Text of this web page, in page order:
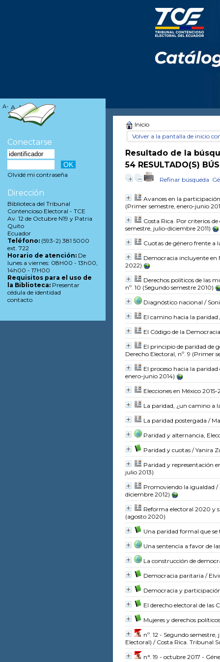
Inicio
Volver a la pantalla de inicio
Resultado de la
54 RESULTADO(S)
Refinar búsqueda
Avances en la
(Primer semestre, enero-junio
Costa Rica. Por criterios de
semestre, julio-diciembre 2011)
Cuotas de género frente a
Democracia incluyente en
2022)
Derechos políticos de las
nº. 10 (Segundo semestre 2010)
Diagnóstico nacional /
El camino hacia la paridad
El Código de la Democracia
El principio de paridad de
Derecho Electoral, nº. 9 (Primer
El proceso hacia la
enero-junio 2014)
Elecciones en México 2015-
La paridad, ¿un camino a
La paridad postergada /
Paridad y alternancia,
Paridad y cuotas / Yanira
Paridad y representación
julio 2013)
Promoviendo la igualdad /
diciembre 2012)
Reforma electoral 2020 y
(agosto 2020)
Una paridad formal que
Una sentencia a favor de
La construcción de
Democracia paritaria /
Democracia y
El derecho electoral de las
Mujeres y derechos
nº. 12 - Segundo
Electoral) / Costa Rica. Tribunal
n°. 19 - octubre 2017 -
A- A A+
Conectarse
Olvidé mi contraseña
Dirección
Biblioteca del Tribunal
Contencioso Electoral - TCE
Av. 12 de Octubre N19 y Patria
Quito
Ecuador
Teléfono: (593-2) 381 5000
ext. 722
Horario de atención: De
lunes a viernes: 08H00 - 13h00,
14h00 - 17H00
Requisitos para el uso de
la Biblioteca: Presentar
cédula de identidad
contacto